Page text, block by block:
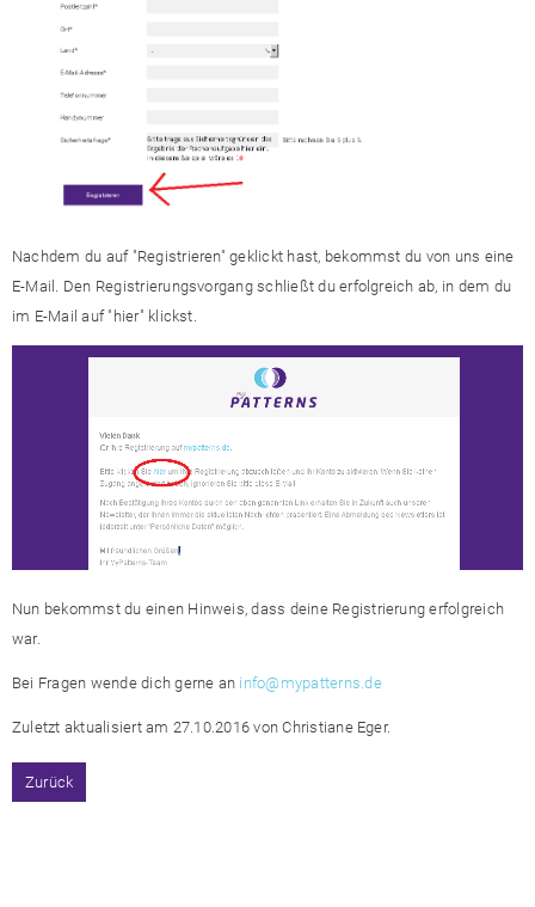
Nachdem du auf "Registrieren" geklickt hast, bekommst du von uns eine
E-Mail. Den Registrierungsvorgang schließt du erfolgreich ab, in dem du
im E-Mail auf "hier" klickst.
Nun bekommst du einen Hinweis, dass deine Registrierung erfolgreich
war.
Bei Fragen wende dich gerne an info@mypatterns.de
Zuletzt aktualisiert am 27.10.2016 von Christiane Eger.
Zurück